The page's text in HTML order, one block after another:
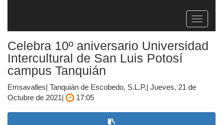
Toggle
Celebra 10º aniversario Universidad
Intercultural de San Luis Potosí
campus Tanquián
Emsavalles| Tanquián de Escobedo, S.L.P.| Jueves, 21 de
Octubre de 2021|
17:05